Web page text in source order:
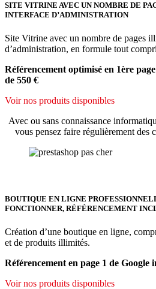
SITE VITRINE AVEC UN NOMBRE DE
INTERFACE D’ADMINISTRATION
Site Vitrine avec un nombre de pages
d’administration, en formule tout
Référencement optimisé en 1ère
de 550 €
Voir nos produits disponibles
Avec ou sans connaissance
vous pensez faire régulièrement des
BOUTIQUE EN LIGNE
FONCTIONNER, RÉFÉRENCEMENT
Création d’une boutique en ligne,
et de produits illimités.
Référencement en page 1 de Google
Voir nos produits disponibles